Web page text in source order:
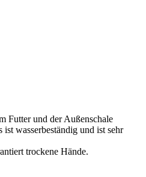
Futter und der Außenschale
wasserbeständig und ist sehr
trockene Hände.